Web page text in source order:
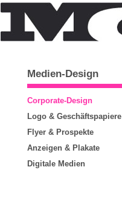
Medien-Design
Corporate-Design
Logo & Geschäftspapiere
Flyer & Prospekte
Anzeigen & Plakate
Digitale Medien